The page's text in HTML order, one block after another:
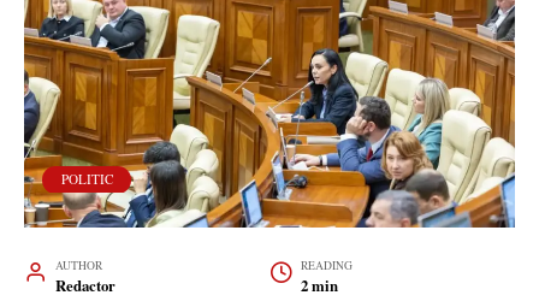
POLITIC
AUTHOR
Redactor
READING
2 min